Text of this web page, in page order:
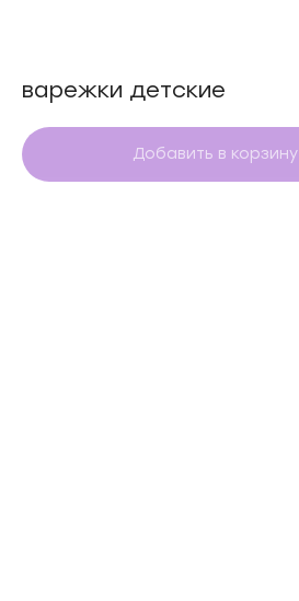
варежки детские
Добавить в корзину